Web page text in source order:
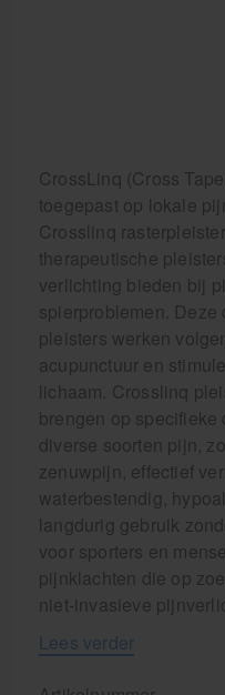
CrossLinq (Cross
toegepast op lokale
Crosslinq
therapeutische
verlichting bieden bij
spierproblemen.
pleisters werken
acupunctuur en
lichaam. Crosslinq
brengen op specifieke
diverse soorten pijn,
zenuwpijn, effectief
waterbestendig,
langdurig gebruik
voor sporters en
pijnklachten die op
niet-invasieve
Lees verder